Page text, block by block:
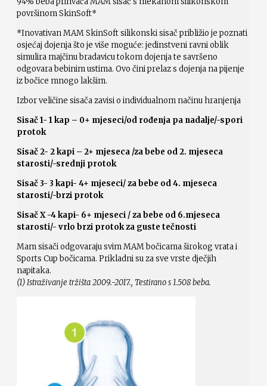
površinom SkinSoft*
*Inovativan MAM SkinSoft silikonski sisač približio je poznati
osjećaj dojenja što je više moguće: jedinstveni ravni oblik
simulira majčinu bradavicu tokom dojenja te savršeno
odgovara bebinim ustima. Ovo čini prelaz s dojenja na pijenje
iz bočice mnogo lakšim.
Izbor veličine sisača zavisi o individualnom načinu hranjenja
Sisač 1- 1 kap – 0+ mjeseci/od rođenja pa nadalje/-spori
protok
Sisač 2- 2 kapi – 2+ mjeseca /za bebe od 2. mjeseca
starosti/-srednji protok
Sisač 3- 3 kapi- 4+ mjeseci/ za bebe od 4. mjeseca
starosti/-brzi protok
Sisač X -4 kapi- 6+ mjeseci / za bebe od 6.mjeseca
starosti/- vrlo brzi protok za guste tečnosti
Mam sisači odgovaraju svim MAM bočicama širokog vrata i
Sports Cup bočicama. Prikladni su za sve vrste dječjih
napitaka.
(1) Istraživanje tržišta 2009.-2017., Testirano s 1.508 beba.